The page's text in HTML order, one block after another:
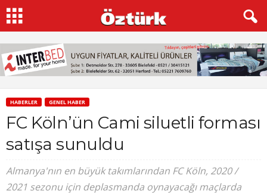
HABERLER GENEL HABER
FC Köln’ün Cami siluetli forması
satışa sunuldu
Almanya'nın en büyük takımlarından FC Köln, 2020 /
2021 sezonu için deplasmanda oynayacağı maçlarda